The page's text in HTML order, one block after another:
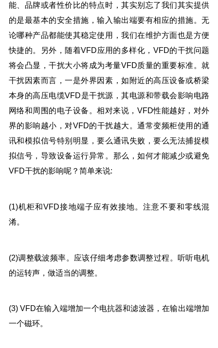
能、品牌或者性价比的特点时，其实别忘了我们其实提供
的是最基本的安全措施，输入输出端要有相应的措施。无
论哪种产品都能使其稳定使用，我们在维护方面也是方便
快捷的。另外，随着VFD应用的多样化，VFD的干扰问题
将会凸显，干扰大小将成为考量VFD质量的重要标准。就
干扰因素而言，一是外界因素，如附近的高压设备或桥梁
本身的高压电缆VFD是干扰源，其电源和带载会影响电路
网络和周围的电子设备。相对来说，VFD性能越好，对外
界的影响越小，对VFD的干扰越大。通常变频柜使用的通
讯和模拟信号特别明显，要么通讯失败，要么无法捕捉模
拟信号，导致设备运行异常。那么，如何才能减少或避免
VFD干扰的影响呢？简单来说:
(1)机柜和VFD接地端子应有效接地。注意不要和零线混
淆。
(2)调整载波频率。应该仔细考虑参数调整过程。听听电机
的运转声，做适当的调整。
(3) VFD在输入端增加一个电抗器和滤波器，在输出端增加
一个磁环。